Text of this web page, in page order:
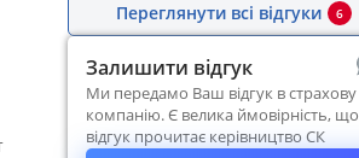
Переглянути всі відгуки 6
Залишити відгук
Ми передамо Ваш відгук в страхову
компанію. Є велика ймовірність, що
відгук прочитає керівництво СК